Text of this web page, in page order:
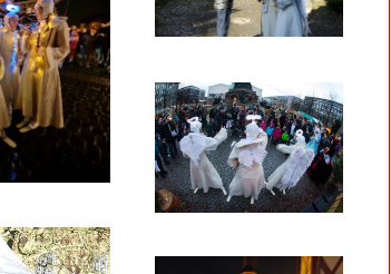
ansehen
ansehen